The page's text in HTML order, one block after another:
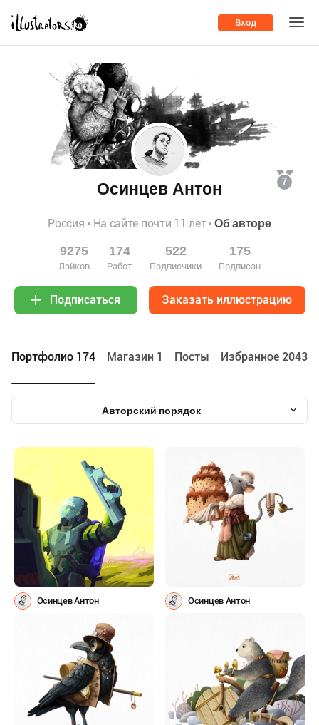
Вход
7
Осинцев Антон
Россия На сайте почти 11 лет Об авторе
9275
Лайков
174
Работ
522
Подписчики
175
Подписан
Подписаться Заказать иллюстрацию
Портфолио 174 Maгазин 1 Посты Избранное 2043
Авторский порядок
Осинцев Антон Осинцев Антон